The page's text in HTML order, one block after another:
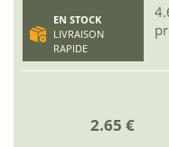
EN STOCK
LIVRAISON
RAPIDE
2.65 €